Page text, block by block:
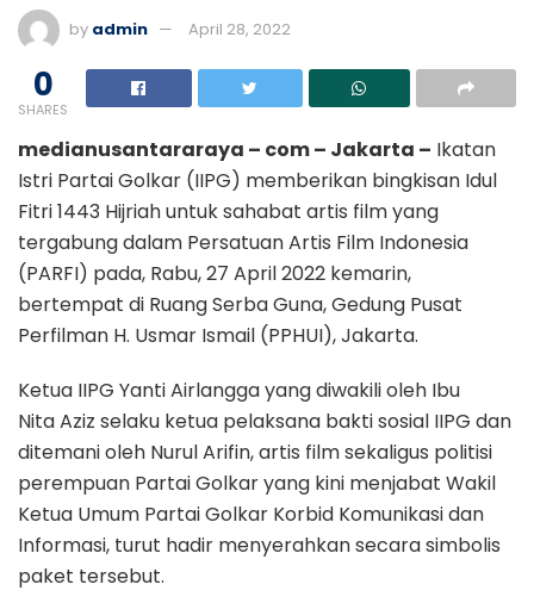
by admin April 28, 2022
0
SHARES
medianusantararaya – com – Jakarta – Ikatan
Istri Partai Golkar (IIPG) memberikan bingkisan Idul
Fitri 1443 Hijriah untuk sahabat artis film yang
tergabung dalam Persatuan Artis Film Indonesia
(PARFI) pada, Rabu, 27 April 2022 kemarin,
bertempat di Ruang Serba Guna, Gedung Pusat
Perfilman H. Usmar Ismail (PPHUI), Jakarta.
Ketua IIPG Yanti Airlangga yang diwakili oleh Ibu
Nita Aziz selaku ketua pelaksana bakti sosial IIPG dan
ditemani oleh Nurul Arifin, artis film sekaligus politisi
perempuan Partai Golkar yang kini menjabat Wakil
Ketua Umum Partai Golkar Korbid Komunikasi dan
Informasi, turut hadir menyerahkan secara simbolis
paket tersebut.